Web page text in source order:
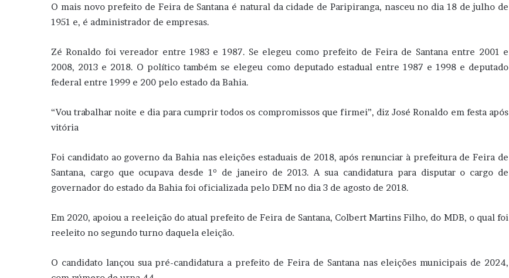
O mais novo prefeito de Feira de Santana é natural da cidade de Paripiranga, nasceu no dia 18 de julho de
1951 e, é administrador de empresas.
Zé Ronaldo foi vereador entre 1983 e 1987. Se elegeu como prefeito de Feira de Santana entre 2001 e
2008, 2013 e 2018. O político também se elegeu como deputado estadual entre 1987 e 1998 e deputado
federal entre 1999 e 200 pelo estado da Bahia.
“Vou trabalhar noite e dia para cumprir todos os compromissos que firmei”, diz José Ronaldo em festa após
vitória
Foi candidato ao governo da Bahia nas eleições estaduais de 2018, após renunciar à prefeitura de Feira de
Santana, cargo que ocupava desde 1º de janeiro de 2013. A sua candidatura para disputar o cargo de
governador do estado da Bahia foi oficializada pelo DEM no dia 3 de agosto de 2018.
Em 2020, apoiou a reeleição do atual prefeito de Feira de Santana, Colbert Martins Filho, do MDB, o qual foi
reeleito no segundo turno daquela eleição.
O candidato lançou sua pré-candidatura a prefeito de Feira de Santana nas eleições municipais de 2024,